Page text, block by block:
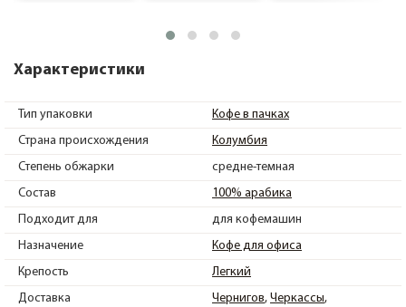
Характеристики
Тип упаковки
Кофе в пачках
Страна происхождения
Колумбия
Степень обжарки
средне-темная
Состав
100% арабика
Подходит для
для кофемашин
Назначение
Кофе для офиса
Крепость
Легкий
Доставка
Чернигов Черкассы